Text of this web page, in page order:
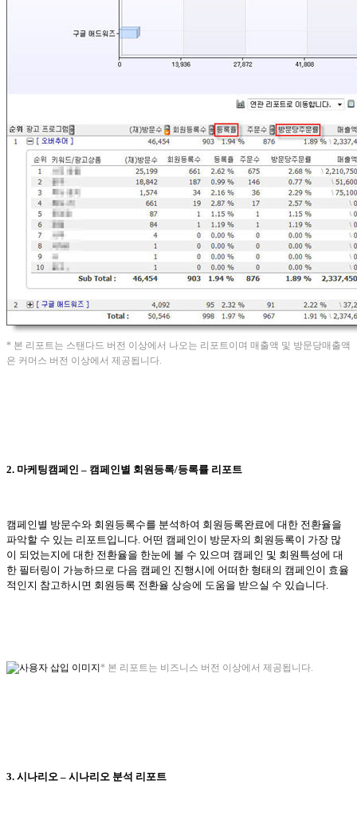
* 본 리포트는 스탠다드 버전 이상에서 나오는 리포트이며 매출액 및 방문당매출액
은 커머스 버전 이상에서 제공됩니다.
2. 마케팅캠페인 – 캠페인별 회원등록/등록률 리포트
캠페인별 방문수와 회원등록수를 분석하여 회원등록완료에 대한 전환율을
파악할 수 있는 리포트입니다 어떤 캠페인이 방문자의 회원등록이 가장 많
이 되었는지에 대한 전환율을 한눈에 볼 수 있으며 캠페인 및 회원특성에 대
한 필터링이 가능하므로 다음 캠페인 진행시에 어떠한 형태의 캠페인이 효율
적인지 참고하시면 회원등록 전환율 상승에 도움을 받으실 수 있습니다
* 본 리포트는 비즈니스 버전 이상에서 제공됩니다.
3. 시나리오 – 시나리오 분석 리포트